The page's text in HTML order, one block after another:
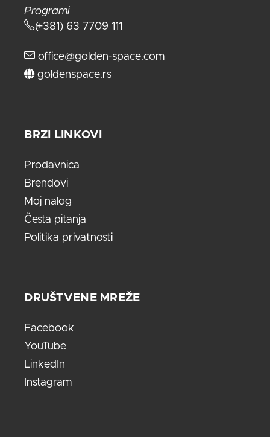
Programi
(+381) 63 7709 111
office@golden-space.com
goldenspace.rs
BRZI LINKOVI
Prodavnica
Brendovi
Moj nalog
Česta pitanja
Politika privatnosti
DRUŠTVENE MREŽE
Facebook
YouTube
LinkedIn
Instagram